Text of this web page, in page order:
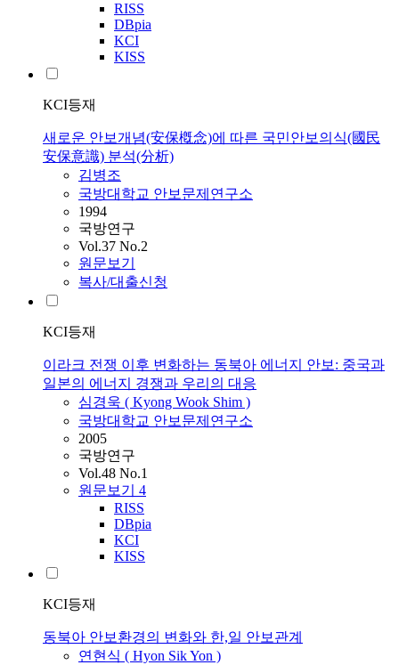
RISS
DBpia
KCI
KISS
KCI등재
새로운 안보개념(安保槪念)에 따른 국민안보의식(國民
安保意識) 분석(分析)
김병조
국방대학교 안보문제연구소
1994
국방연구
Vol.37 No.2
원문보기
복사/대출신청
KCI등재
이라크 전쟁 이후 변화하는 동북아 에너지 안보: 중국과
일본의 에너지 경쟁과 우리의 대응
심경욱 ( Kyong Wook Shim )
국방대학교 안보문제연구소
2005
국방연구
Vol.48 No.1
원문보기 4
RISS
DBpia
KCI
KISS
KCI등재
동북아 안보환경의 변화와 한,일 안보관계
연현식 ( Hyon Sik Yon )